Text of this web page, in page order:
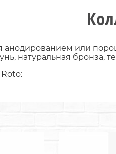
или
натуральная